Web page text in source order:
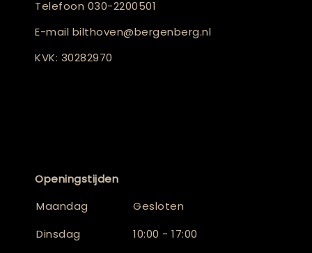
Telefoon 030-2200501
E-mail bilthoven@bergenberg.nl
KVK: 30282970
Openingstijden
Maandag
Gesloten
Dinsdag
10:00 - 17:00